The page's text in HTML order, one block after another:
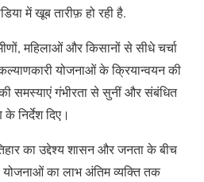
में खूब तारीफ़ हो रही है.
महिलाओं और किसानों से सीधे चर्चा
योजनाओं के क्रियान्वयन की
की समस्याएं गंभीरता से सुनीं और संबंधित
निर्देश दिए।
का उद्देश्य शासन और जनता के बीच
योजनाओं का लाभ अंतिम व्यक्ति तक